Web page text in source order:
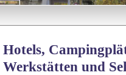
Hotels,
Werkstätten und